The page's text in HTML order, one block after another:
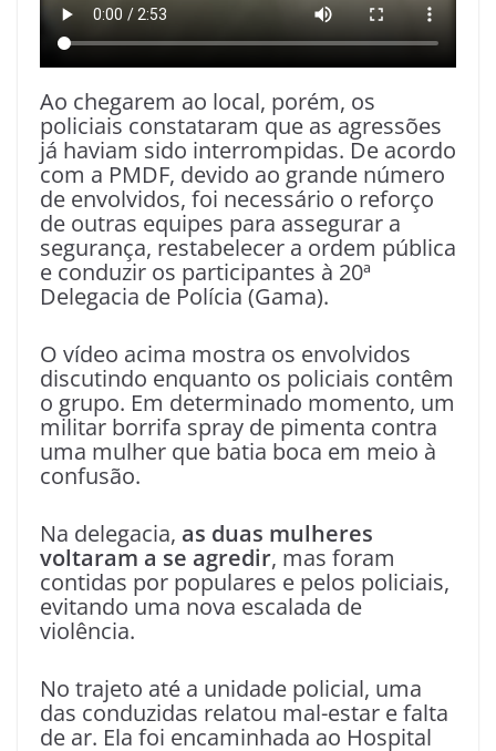
Ao chegarem ao local, porém, os
policiais constataram que as agressões
já haviam sido interrompidas. De acordo
com a PMDF, devido ao grande número
de envolvidos, foi necessário o reforço
de outras equipes para assegurar a
segurança, restabelecer a ordem pública
e conduzir os participantes à 20ª
Delegacia de Polícia (Gama).
O vídeo acima mostra os envolvidos
discutindo enquanto os policiais contêm
o grupo. Em determinado momento, um
militar borrifa spray de pimenta contra
uma mulher que batia boca em meio à
confusão.
Na delegacia, as duas mulheres
voltaram a se agredir, mas foram
contidas por populares e pelos policiais,
evitando uma nova escalada de
violência.
No trajeto até a unidade policial, uma
das conduzidas relatou mal-estar e falta
de ar. Ela foi encaminhada ao Hospital